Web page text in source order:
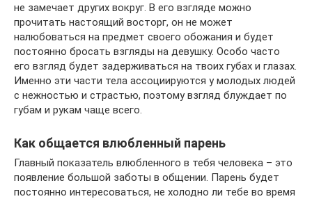
не замечает других вокруг. В его взгляде можно
прочитать настоящий восторг, он не может
налюбоваться на предмет своего обожания и будет
постоянно бросать взгляды на девушку. Особо часто
его взгляд будет задерживаться на твоих губах и глазах.
Именно эти части тела ассоциируются у молодых людей
с нежностью и страстью, поэтому взгляд блуждает по
губам и рукам чаще всего.
Как общается влюбленный парень
Главный показатель влюбленного в тебя человека – это
появление большой заботы в общении. Парень будет
постоянно интересоваться, не холодно ли тебе во время